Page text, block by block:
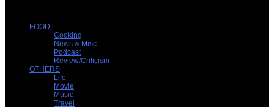
FOOD
Cooking
News & Misc
Podcast
Review/Criticism
OTHERS
Life
Movie
Music
Travel